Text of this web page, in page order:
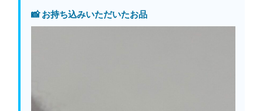
📸 お持ち込みいただいたお品